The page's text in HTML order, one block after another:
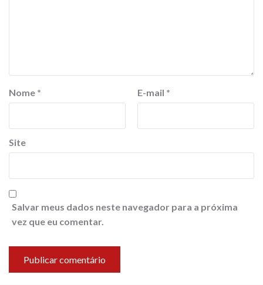
Nome * E-mail *
Site
Salvar meus dados neste navegador para a próxima
vez que eu comentar.